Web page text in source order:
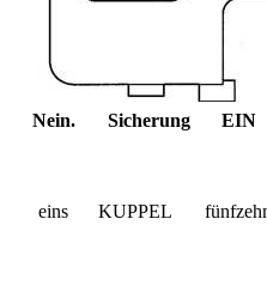
Nein. Sicherung EIN
eins KUPPEL